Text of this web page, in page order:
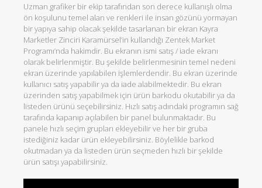
Uzman grafiker bir ekip tarafından son derece kullanışlı olma
ön koşulunu temel alan ve renkleri ile insan gözünü yormayan
bir yapıya sahip olacak şekilde tasarlanan bir ekran Kayra
Marketler Zinciri Karamürsel’in kullandığı Zentek Market
Programı’nda hakimdir. Bu ekranın ismi satış / iade ekranı
olarak belirlenmiştir. Bu şekilde belirlenmesinin temel nedeni
ekran üzerinde yapılabilen işlemlerdendir. Bu ekran üzerinde
kullanıcı satış yapabilir ya da iade alabilmektedir. Bu ekran
üzerinden satış yapabilmek için ürün barkodu okutabilir ya da
listeden ürünü seçebilirsiniz. Hızlı satış adındaki programın sağ
tarafında kapanıp açılabilen bir panel bulunmaktadır. Bu
panele hızlı seçim grupları ekleyebilir ve her bir gruba
istediğiniz kadar ürün ekleyebilirsiniz. Böylelikle barkod
okutmadan ya da listeden ürün seçmeden hızlı bir şekilde
ürün satışı yapabilirsiniz.